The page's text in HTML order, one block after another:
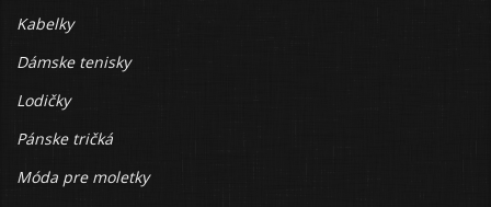
Kabelky
Dámske tenisky
Lodičky
Pánske tričká
Móda pre moletky